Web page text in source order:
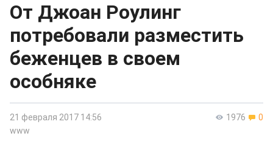
От Джоан Роулинг
потребовали разместить
беженцев в своем
особняке
1976 0
21 февраля 2017 14:56
www